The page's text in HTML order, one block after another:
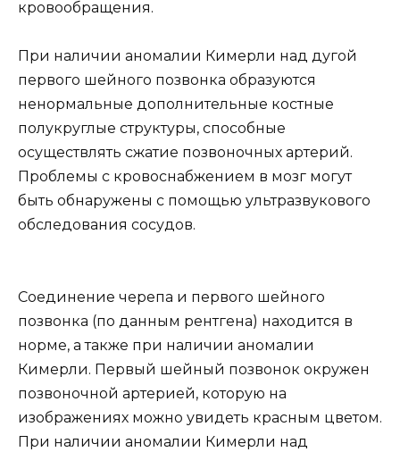
кровообращения.
При наличии аномалии Кимерли над дугой
первого шейного позвонка образуются
ненормальные дополнительные костные
полукруглые структуры, способные
осуществлять сжатие позвоночных артерий.
Проблемы с кровоснабжением в мозг могут
быть обнаружены с помощью ультразвукового
обследования сосудов.
Соединение черепа и первого шейного
позвонка (по данным рентгена) находится в
норме, а также при наличии аномалии
Кимерли. Первый шейный позвонок окружен
позвоночной артерией, которую на
изображениях можно увидеть красным цветом.
При наличии аномалии Кимерли над